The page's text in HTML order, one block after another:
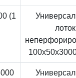
(1
лоток